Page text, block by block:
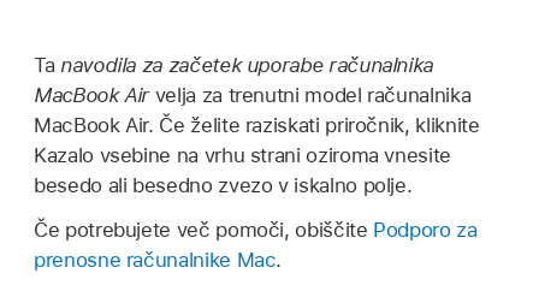
Ta navodila za začetek uporabe računalnika
MacBook Airvelja za trenutni model računalnika
MacBook Air. Če želite raziskati priročnik, kliknite
Kazalo vsebine na vrhu strani oziroma vnesite
besedo ali besedno zvezo v iskalno polje.
Če potrebujete več pomoči, obiščite Podporo za
prenosne računalnike Mac.